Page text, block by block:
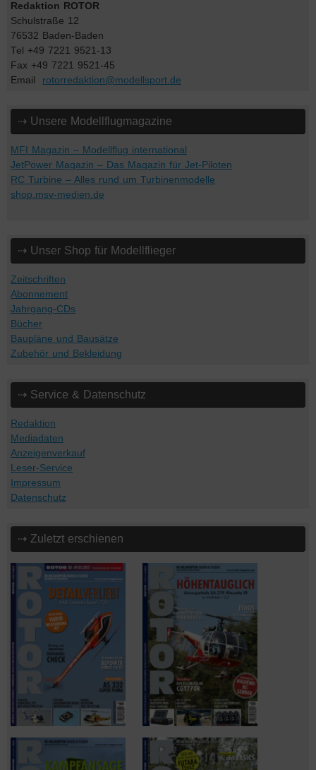
Redaktion ROTOR
Schulstraße 12
76532 Baden-Baden
Tel +49 7221 9521-13
Fax +49 7221 9521-45
Email rotorredaktion@modellsport.de
⇢ Unsere Modellflugmagazine
MFI Magazin – Modellflug international
JetPower Magazin – Das Magazin für Jet-Piloten
RC Turbine – Alles rund um Turbinenmodelle
shop.msv-medien.de
⇢ Unser Shop für Modellflieger
Zeitschriften
Abonnement
Jahrgang-CDs
Bücher
Baupläne und Bausätze
Zubehör und Bekleidung
⇢ Service & Datenschutz
Redaktion
Mediadaten
Anzeigenverkauf
Leser-Service
Impressum
Datenschutz
⇢ Zuletzt erschienen